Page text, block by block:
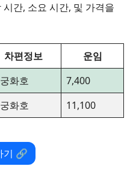
간, 소요 시간, 및 가격을
차편정보
운임
화호
7,400
화호 11,100
기 🔗